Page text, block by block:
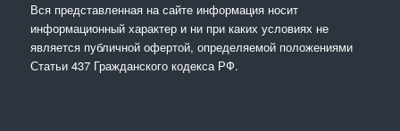
Вся представленная на сайте информация носит
информационный характер и ни при каких условиях не
является публичной офертой, определяемой положениями
Статьи 437 Гражданского кодекса РФ.